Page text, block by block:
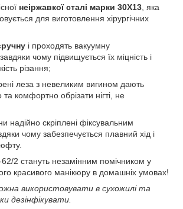
неіржавкої сталі марки 30Х13 , яка
для виготовлення хірургічних
і проходять вакуумну
чому підвищується їх міцність і
різання;
леза з невеликим вигином дають
комфортно обрізати нігті, не
надійно скріплені фіксувальним
чому забезпечується плавний хід і
2 стануть незамінним помічником у
красивого манікюру в домашніх умовах!
використовувати в сухожилі та
дезінфікувати.